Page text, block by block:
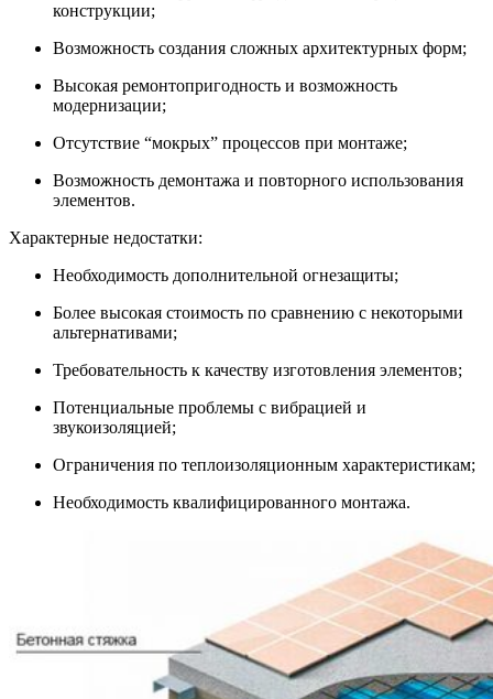
конструкции;
Возможность создания сложных архитектурных форм;
Высокая ремонтопригодность и возможность
модернизации;
Отсутствие “мокрых” процессов при монтаже;
Возможность демонтажа и повторного использования
элементов.
Характерные недостатки:
Необходимость дополнительной огнезащиты;
Более высокая стоимость по сравнению с некоторыми
альтернативами;
Требовательность к качеству изготовления элементов;
Потенциальные проблемы с вибрацией и
звукоизоляцией;
Ограничения по теплоизоляционным характеристикам;
Необходимость квалифицированного монтажа.